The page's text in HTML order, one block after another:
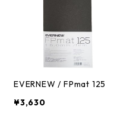
EVERNEW / FPmat 125
¥3,630